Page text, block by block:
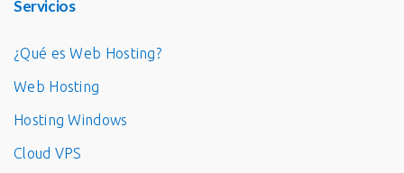
Servicios
¿Qué es Web Hosting?
Web Hosting
Hosting Windows
Cloud VPS